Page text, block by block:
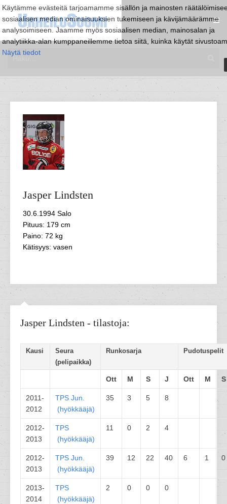
Käytämme evästeitä tarjoamamme sisällön ja mainosten
sosiaalisen median ominaisuuksien tukemiseen ja kävijämäärämme
analysoimiseen. Jaamme myös sosiaalisen median, mainosalan ja
analytiikka-alan kumppaneillemme tietoa siitä, kuinka käytät
Näytä tiedot
Jasper Lindsten
30.6.1994 Salo
Pituus: 179 cm
Paino: 72 kg
Kätisyys: vasen
Jasper Lindsten - tilastoja:
Kausi
Seura
(pelipaikka)
Runkosarja Pudotuspelit
Ott M S J Ott M S
2011-
2012
TPS Jun.
(hyökkääjä)
35 3 5 8
2012-
2013
TPS
(hyökkääjä)
11 0 2 4
2012-
2013
TPS Jun.
(hyökkääjä)
39 12 22 40 6 1 0
2013-
2014
TPS
(hyökkääjä)
2 0 0 0